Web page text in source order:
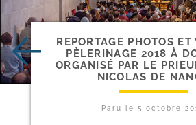
REPORTAGE PHOTOS
PÈLERINAGE 2018 À
ORGANISÉ PAR LE
NICOLAS DE
Paru le 5 octobre